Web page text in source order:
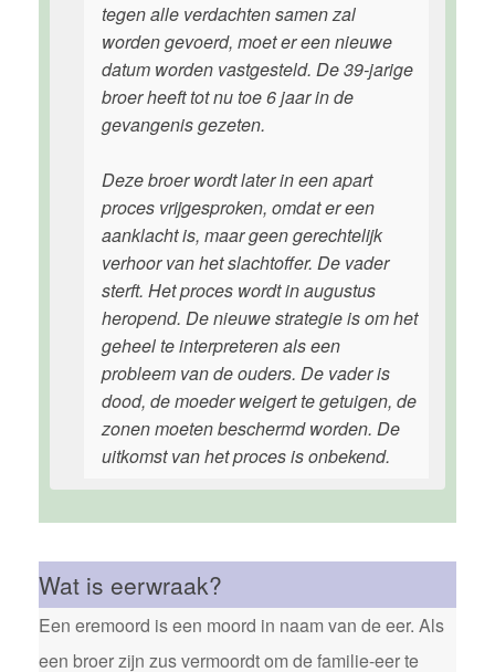
tegen alle verdachten samen zal
worden gevoerd, moet er een nieuwe
datum worden vastgesteld. De 39-jarige
broer heeft tot nu toe 6 jaar in de
gevangenis gezeten.
Deze broer wordt later in een apart
proces vrijgesproken, omdat er een
aanklacht is, maar geen gerechtelijk
verhoor van het slachtoffer. De vader
sterft. Het proces wordt in augustus
heropend. De nieuwe strategie is om het
geheel te interpreteren als een
probleem van de ouders. De vader is
dood, de moeder weigert te getuigen, de
zonen moeten beschermd worden. De
uitkomst van het proces is onbekend.
Wat is eerwraak?
Een eremoord is een moord in naam van de eer. Als
een broer zijn zus vermoordt om de familie-eer te